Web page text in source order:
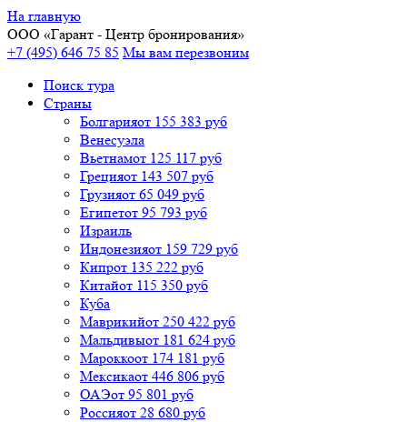
На главную
ООО «Гарант - Центр бронирования»
+7 (495) 646 75 85 Мы вам перезвоним
Поиск тура
Cтраны
Болгарияот 155 383 руб
Венесуэла
Вьетнамот 125 117 руб
Грецияот 143 507 руб
Грузияот 65 049 руб
Египетот 95 793 руб
Израиль
Индонезияот 159 729 руб
Кипрот 135 222 руб
Китайот 115 350 руб
Куба
Маврикийот 250 422 руб
Мальдивыот 181 624 руб
Мароккоот 174 181 руб
Мексикаот 446 806 руб
ОАЭот 95 801 руб
Россияот 28 680 руб